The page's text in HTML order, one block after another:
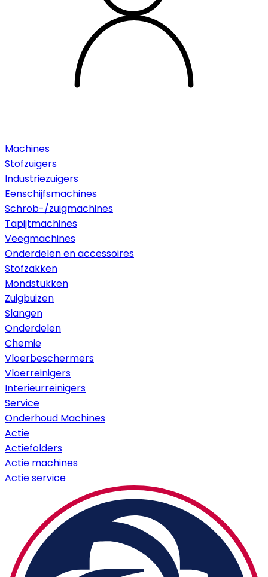
Machines
Stofzuigers
Industriezuigers
Eenschijfsmachines
Schrob-/zuigmachines
Tapijtmachines
Veegmachines
Onderdelen en accessoires
Stofzakken
Mondstukken
Zuigbuizen
Slangen
Onderdelen
Chemie
Vloerbeschermers
Vloerreinigers
Interieurreinigers
Service
Onderhoud Machines
Actie
Actiefolders
Actie machines
Actie service